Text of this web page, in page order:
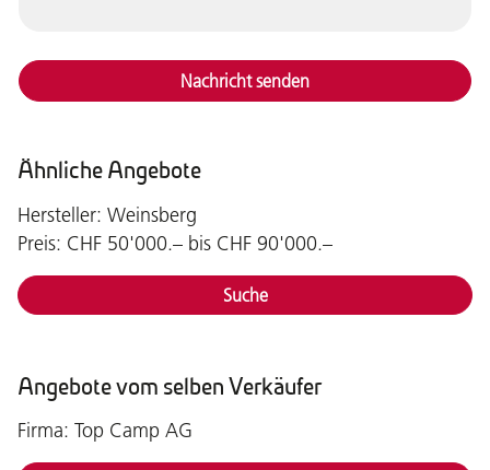
Nachricht senden
Ähnliche Angebote
Hersteller: Weinsberg
Preis: CHF 50'000.– bis CHF 90'000.–
Suche
Angebote vom selben Verkäufer
Firma: Top Camp AG